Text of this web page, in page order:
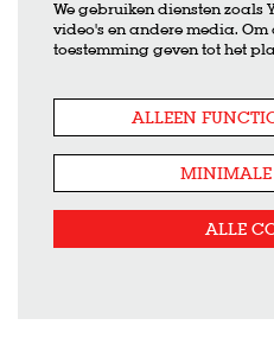
We gebruiken diensten zoals
video's en andere media. Om
toestemming geven tot het
ALLEEN
MINIMALE
ALLE
Inzoomen